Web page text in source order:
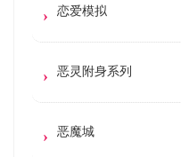
恋爱模拟
恶灵附身系列
恶魔城